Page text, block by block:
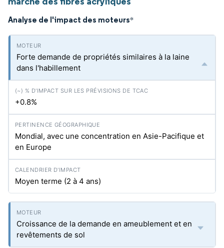
Analyse de l'impact des moteurs*
Forte demande de propriétés similaires à la laine
dans l'habillement
+0.8%
Mondial, avec une concentration en Asie-Pacifique et
en Europe
Moyen terme (2 à 4 ans)
Croissance de la demande en ameublement et en
revêtements de sol